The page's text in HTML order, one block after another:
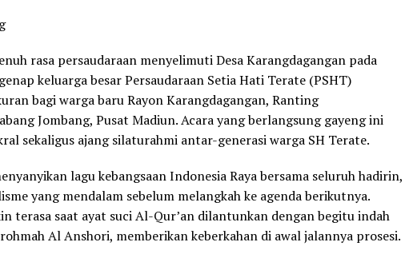
rasa persaudaraan menyelimuti Desa Karangdagangan pada
keluarga besar Persaudaraan Setia Hati Terate (PSHT)
bagi warga baru Rayon Karangdagangan, Ranting
Jombang, Pusat Madiun. Acara yang berlangsung gayeng ini
sekaligus ajang silaturahmi antar-generasi warga SH Terate.
lagu kebangsaan Indonesia Raya bersama seluruh hadirin,
yang mendalam sebelum melangkah ke agenda berikutnya.
terasa saat ayat suci Al-Qur’an dilantunkan dengan begitu indah
Al Anshori, memberikan keberkahan di awal jalannya prosesi.